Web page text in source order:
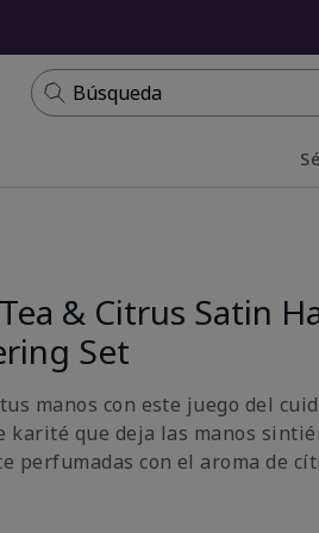
Búsqueda
& Citrus Satin
Set
manos con este juego del
karité que deja las manos
perfumadas con el aroma de